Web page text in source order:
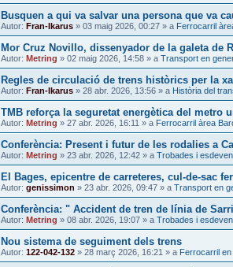
Busquen a qui va salvar una persona que va
Autor: Fran-Ikarus » 03 maig 2026, 00:27 » a Ferrocarril
Mor Cruz Novillo, dissenyador de la galeta de
Autor: Metring » 02 maig 2026, 14:58 » a Transport en
Regles de circulació de trens històrics per la
Autor: Fran-Ikarus » 28 abr. 2026, 13:56 » a Història del
TMB reforça la seguretat energètica del metro
Autor: Metring » 27 abr. 2026, 16:11 » a Ferrocarril àrea
Conferència: Present i futur de les rodalies a
Autor: Metring » 23 abr. 2026, 12:42 » a Trobades i
El Bages, epicentre de carreteres, cul-de-sac
Autor: genissimon » 23 abr. 2026, 09:47 » a Transport en
Conferència: " Accident de tren de línia de
Autor: Metring » 08 abr. 2026, 19:07 » a Trobades i
Nou sistema de seguiment dels trens
Autor: 122-042-132 » 28 març 2026, 16:21 » a Ferrocarril